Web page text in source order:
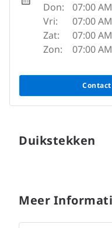
Don:
07:00 AM
Vri:
07:00 AM
Zat:
07:00 AM
Zon:
07:00 AM
Duikstekken
Meer